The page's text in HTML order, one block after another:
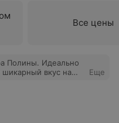
Все цены
Полины. Идеально
вкус на
Еще